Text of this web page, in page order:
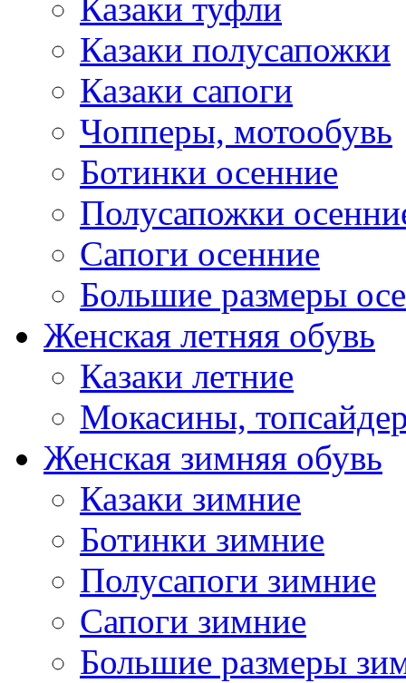
Казаки туфли
Казаки полусапожки
Казаки сапоги
Чопперы, мотообувь
Ботинки осенние
Полусапожки
Сапоги осенние
Большие размеры
Женская летняя обувь
Казаки летние
Мокасины,
Женская зимняя обувь
Казаки зимние
Ботинки зимние
Полусапоги зимние
Сапоги зимние
Большие размеры